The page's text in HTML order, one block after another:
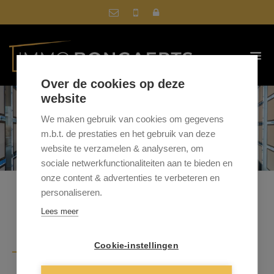
VERKOOP VLOT, ZOEK HET
NIET TE VER!
Over de cookies op deze
website
We maken gebruik van cookies om gegevens
m.b.t. de prestaties en het gebruik van deze
website te verzamelen & analyseren, om
sociale netwerkfunctionaliteiten aan te bieden en
onze content & advertenties te verbeteren en
personaliseren.
Lees meer
Cookie-instellingen